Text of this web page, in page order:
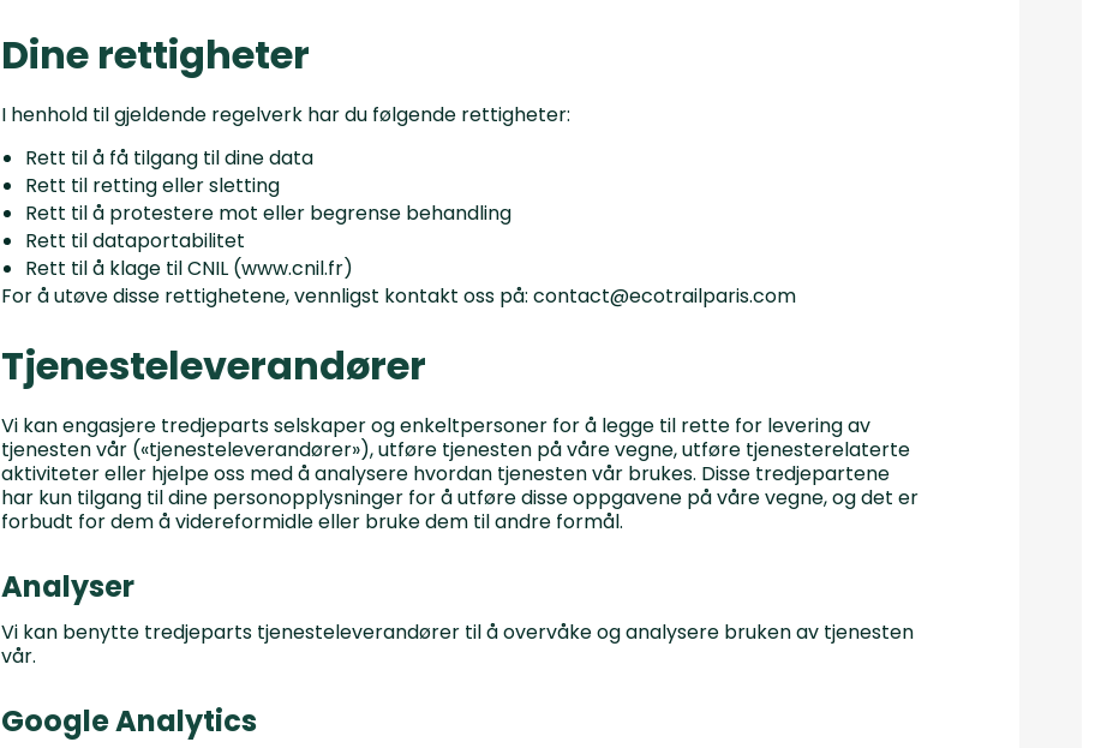
Dine rettigheter
I henhold til gjeldende regelverk har du følgende rettigheter:
Rett til å få tilgang til dine data
Rett til retting eller sletting
Rett til å protestere mot eller begrense behandling
Rett til dataportabilitet
Rett til å klage til CNIL (www.cnil.fr)
For å utøve disse rettighetene, vennligst kontakt oss på: contact@ecotrailparis.com
Tjenesteleverandører
Vi kan engasjere tredjeparts selskaper og enkeltpersoner for å legge til rette for levering av
tjenesten vår («tjenesteleverandører»), utføre tjenesten på våre vegne, utføre tjenesterelaterte
aktiviteter eller hjelpe oss med å analysere hvordan tjenesten vår brukes. Disse tredjepartene
har kun tilgang til dine personopplysninger for å utføre disse oppgavene på våre vegne, og det er
forbudt for dem å videreformidle eller bruke dem til andre formål.
Analyser
Vi kan benytte tredjeparts tjenesteleverandører til å overvåke og analysere bruken av tjenesten
vår.
Google Analytics